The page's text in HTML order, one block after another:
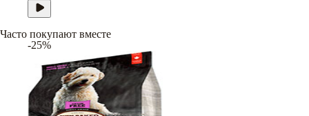
Часто покупают вместе
-25%